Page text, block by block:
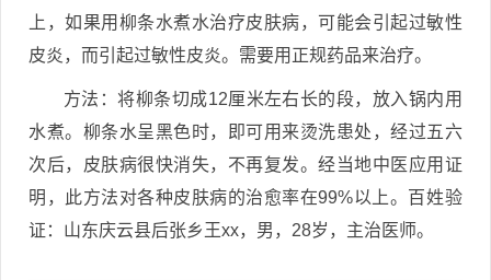
上，如果用柳条水煮水治疗皮肤病，可能会引起过敏性
皮炎，而引起过敏性皮炎。需要用正规药品来治疗。
方法：将柳条切成12厘米左右长的段，放入锅内用
水煮。柳条水呈黑色时，即可用来烫洗患处，经过五六
次后，皮肤病很快消失，不再复发。经当地中医应用证
明，此方法对各种皮肤病的治愈率在99%以上。百姓验
证：山东庆云县后张乡王xx，男，28岁，主治医师。